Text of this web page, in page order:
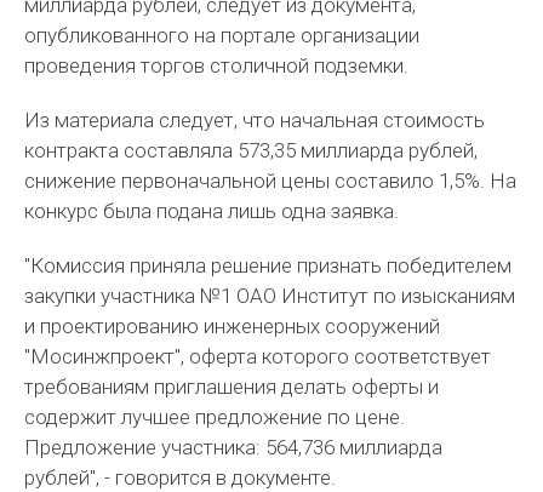
миллиарда рублей, следует из документа,
опубликованного на портале организации
проведения торгов столичной подземки.
Из материала следует, что начальная стоимость
контракта составляла 573,35 миллиарда рублей,
снижение первоначальной цены составило 1,5%. На
конкурс была подана лишь одна заявка.
"Комиссия приняла решение признать победителем
закупки участника №1 ОАО Институт по изысканиям
и проектированию инженерных сооружений
"Мосинжпроект", оферта которого соответствует
требованиям приглашения делать оферты и
содержит лучшее предложение по цене.
Предложение участника: 564,736 миллиарда
рублей", - говорится в документе.